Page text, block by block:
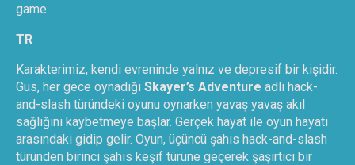
game.
TR
Karakterimiz, kendi evreninde yalnız ve depresif bir kişidir.
Gus, her gece oynadığı Skayer’s Adventure adlı hack-
and-slash türündeki oyunu oynarken yavaş yavaş akıl
sağlığını kaybetmeye başlar. Gerçek hayat ile oyun hayatı
arasındaki gidip gelir. Oyun, üçüncü şahıs hack-and-slash
türünden birinci şahıs keşif türüne geçerek şaşırtıcı bir